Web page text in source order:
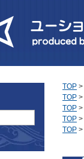
TOP >
TOP >
TOP >
TOP >
TOP >